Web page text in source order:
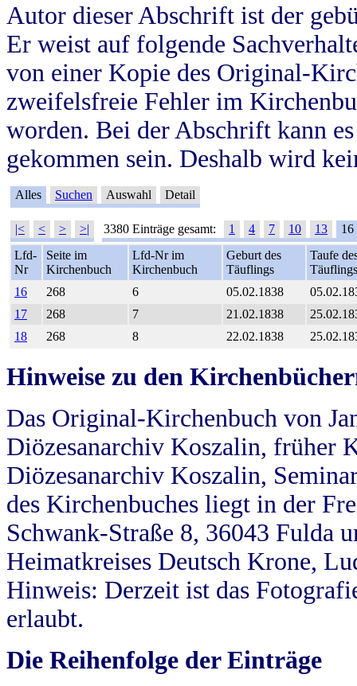
Autor dieser Abschrift ist der
Er weist auf folgende
von einer Kopie des Original-
zweifelsfreie Fehler im
worden. Bei der Abschrift kann
gekommen sein. Deshalb wird
Alles Suchen Auswahl Detail
|< < > >| 3380 Einträge gesamt: 1 4 7 10 13
16
Lfd-
Nr
Seite im
Kirchenbuch
Lfd-Nr im
Kirchenbuch
Geburt des
Täuflings
Taufe
Täuflings
16
268 6 05.02.1838
17
268 7 21.02.1838
18
268 8 22.02.1838
Hinweise zu den
Das Original-Kirchenbuch von
Diözesanarchiv Koszalin, früher
Diözesanarchiv Koszalin,
des Kirchenbuches liegt in der
Schwank-Straße 8, 36043 Fulda
Heimatkreises Deutsch Krone,
Hinweis: Derzeit ist das
erlaubt.
Die Reihenfolge der Einträge